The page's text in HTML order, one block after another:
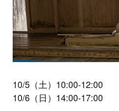
10/5（土）10:00-12:00
10/6（日）14:00-17:00